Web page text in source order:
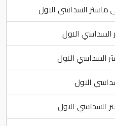
ماستر السداسي الاول
السداسي الاول
السداسي الاول
السداسي الاول